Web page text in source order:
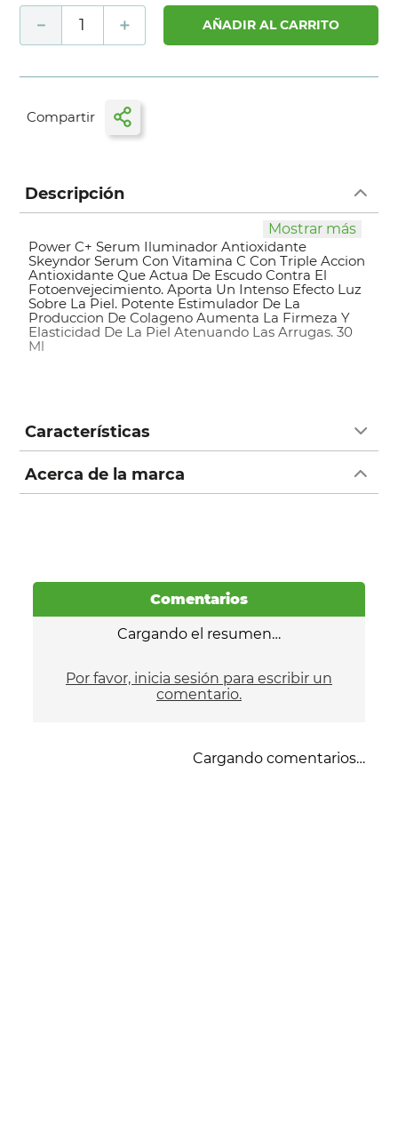
＋
－ AÑADIR AL CARRITO
Descripción
Power C+ Serum Iluminador Antioxidante
Skeyndor Serum Con Vitamina C Con Triple Accion
Antioxidante Que Actua De Escudo Contra El
Fotoenvejecimiento. Aporta Un Intenso Efecto Luz
Sobre La Piel. Potente Estimulador De La
Produccion De Colageno Aumenta La Firmeza Y
Elasticidad De La Piel Atenuando Las Arrugas. 30
Ml
Mostrar más
Características
Acerca de la marca
Comentarios
Cargando el resumen…
Por favor, inicia sesión para escribir un
comentario.
Cargando comentarios…